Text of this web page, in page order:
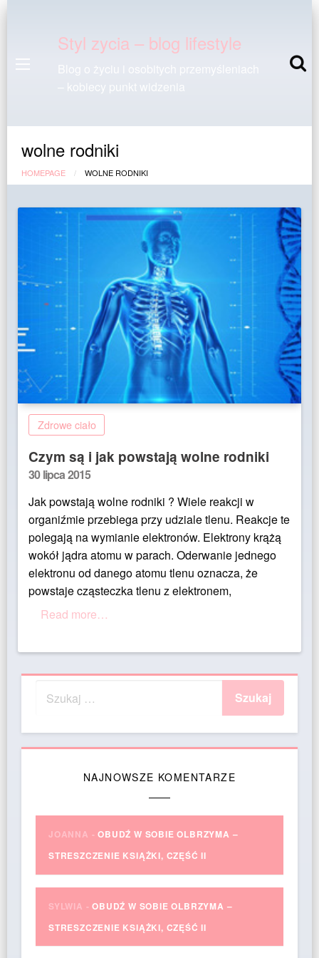
Styl zycia – blog lifestyle
– kobiecy punkt widzenia
wolne rodniki
HOMEPAGE WOLNE RODNIKI
Zdrowe ciało
Czym są i jak powstają wolne rodniki
Posted
30 lipca 2015
Jak powstają wolne rodniki ? Wiele reakcji w
organiźmie przebiega przy udziale tlenu. Reakcje te
polegają na wymianie elektronów. Elektrony krążą
wokół jądra atomu w parach. Oderwanie jednego
elektronu od danego atomu tlenu oznacza, że
powstaje cząsteczka tlenu z elektronem,
Read more…
NAJNOWSZE KOMENTARZE
JOANNA -OBUDŹ W SOBIE OLBRZYMA –
STRESZCZENIE KSIĄŻKI, CZĘŚĆ II
SYLWIA -OBUDŹ W SOBIE OLBRZYMA –
STRESZCZENIE KSIĄŻKI, CZĘŚĆ II